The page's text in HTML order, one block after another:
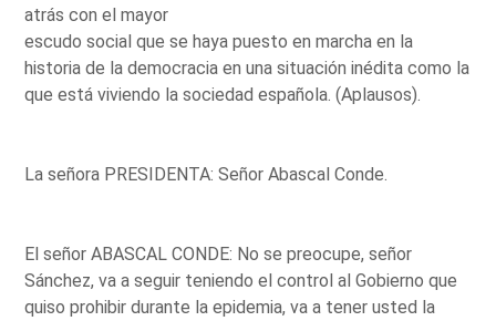
atrás con el mayor
escudo social que se haya puesto en marcha en la
historia de la democracia en una situación inédita como la
que está viviendo la sociedad española. (Aplausos).
La señora PRESIDENTA: Señor Abascal Conde.
El señor ABASCAL CONDE: No se preocupe, señor
Sánchez, va a seguir teniendo el control al Gobierno que
quiso prohibir durante la epidemia, va a tener usted la